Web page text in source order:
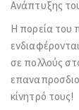
Ανάπτυξης
Η πορεία του
σε πολλούς
κίνητρό τους!